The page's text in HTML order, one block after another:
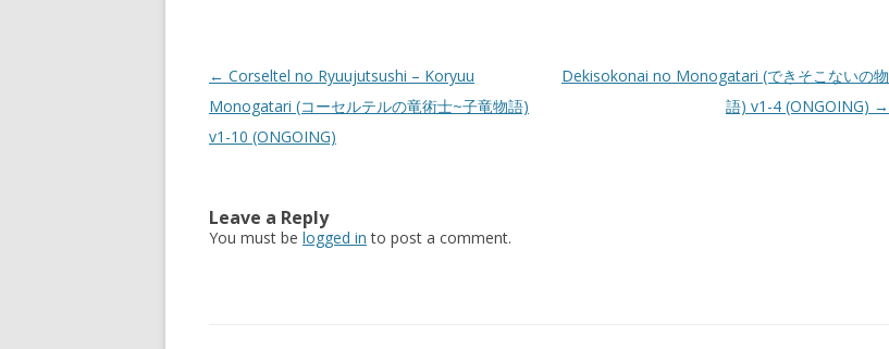
Post
navigation
← Corseltel no Ryuujutsushi – Koryuu
Monogatari (コーセルテルの竜術士~子竜物語)
v1-10 (ONGOING)
Dekisokonai no Monogatari (できそこないの物
語) v1-4 (ONGOING) →
Leave a Reply
You must be logged in to post a comment.